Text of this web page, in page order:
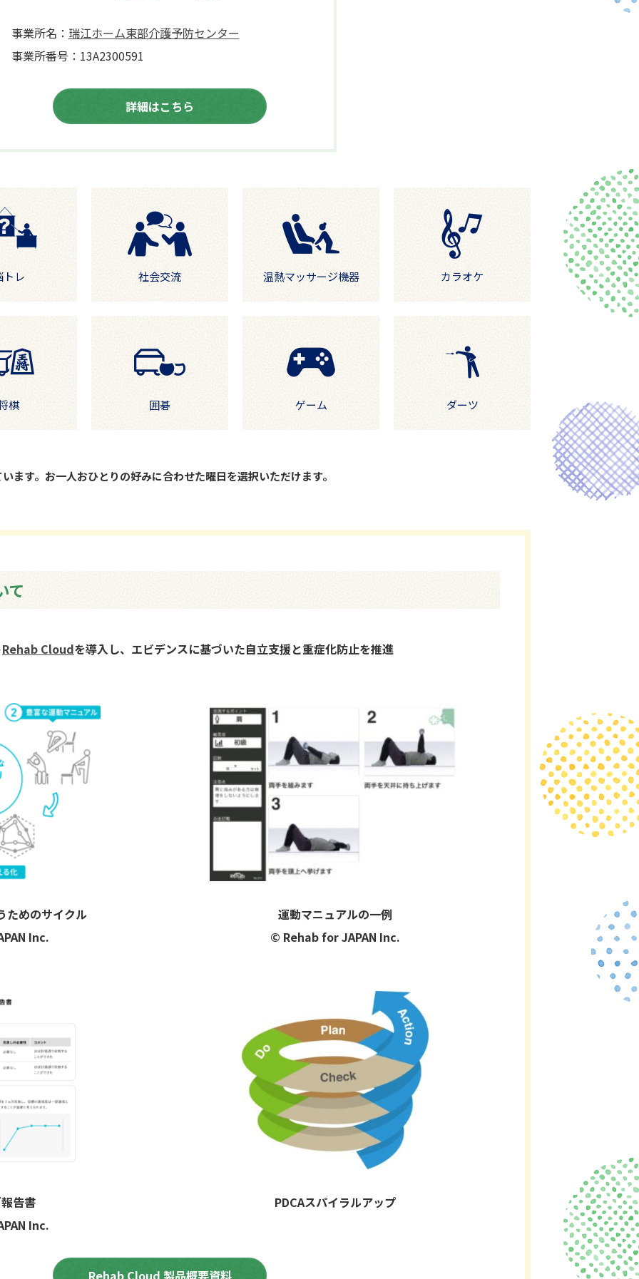
事業所名： 瑞江ホーム東部介護予防センター
事業所番号：13A2300591
詳細はこちら
トレ 社会交流 温熱マッサージ機器 カラオケ
棋 囲碁 ゲーム ダーツ
ます。お一人おひとりの好みに合わせた曜日を選択いただけます。
て
Rehab Cloudを導入し、エビデンスに基づいた自立支援と重症化防止を推進
ためのサイクル
Inc.
運動マニュアルの一例
©︎ Rehab for JAPAN Inc.
告書
Inc.
PDCAスパイラルアップ
Rehab Cloud 製品概要資料